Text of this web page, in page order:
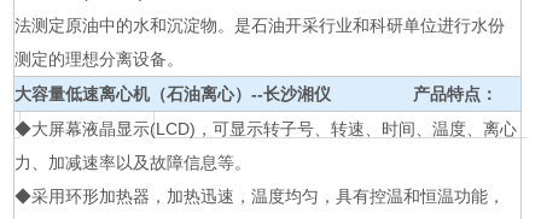
法测定原油中的水和沉淀物。是石油开采行业和科研单位进行水份
测定的理想分离设备。
大容量低速离心机（石油离心）--长沙湘仪 产品特点：
◆大屏幕液晶显示(LCD)，可显示转子号、转速、时间、温度、离心
力、加减速率以及故障信息等。
◆采用环形加热器，加热迅速，温度均匀，具有控温和恒温功能，